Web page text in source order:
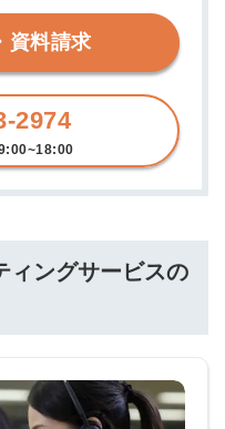
資料請求
2974
ィングサービスの